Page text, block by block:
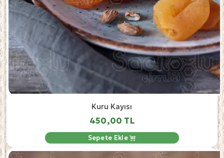
Kuru Kayısı
450,00 TL
Sepete Ekle